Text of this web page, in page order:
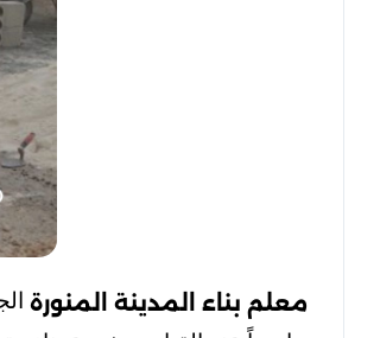
معلم بناء المدينة المنورة